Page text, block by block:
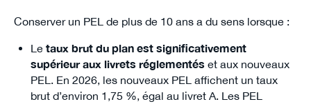
Conserver un PEL de plus de 10 ans a du sens lorsque :
Le taux brut du plan est significativement
supérieur aux livrets réglementés et aux nouveaux
PEL. En 2026, les nouveaux PEL affichent un taux
brut d’environ 1,75 %, égal au livret A. Les PEL